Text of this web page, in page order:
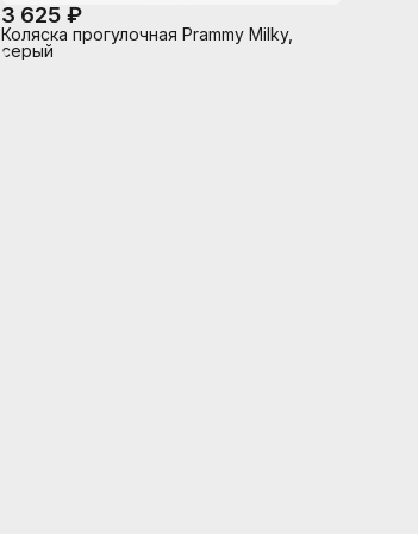
3 625 ₽
Коляска прогулочная Prammy Milky,
серый